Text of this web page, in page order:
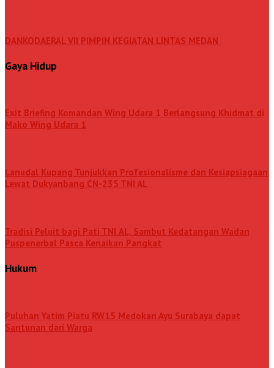
DANKODAERAL VII PIMPIN KEGIATAN LINTAS MEDAN
Gaya Hidup
Exit Briefing Komandan Wing Udara 1 Berlangsung Khidmat di
Mako Wing Udara 1
Lanudal Kupang Tunjukkan Profesionalisme dan Kesiapsiagaan
Lewat Dukyanbang CN-235 TNI AL
Tradisi Peluit bagi Pati TNl AL, Sambut Kedatangan Wadan
Puspenerbal Pasca Kenaikan Pangkat
Hukum
Puluhan Yatim Piatu RW15 Medokan Ayu Surabaya dapat
Santunan dari Warga